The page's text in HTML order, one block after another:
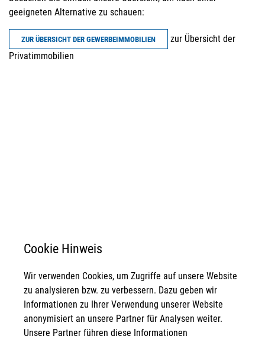
geeigneten Alternative zu schauen:
ZUR ÜBERSICHT DER GEWERBEIMMOBILIEN
zur Übersicht der
Privatimmobilien
Cookie Hinweis
Wir verwenden Cookies, um Zugriffe auf unsere Website
zu analysieren bzw. zu verbessern. Dazu geben wir
Informationen zu Ihrer Verwendung unserer Website
anonymisiert an unsere Partner für Analysen weiter.
Unsere Partner führen diese Informationen